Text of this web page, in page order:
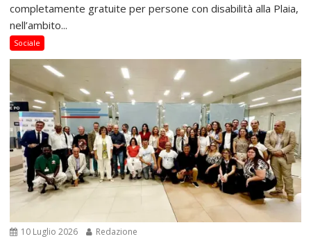
completamente gratuite per persone con disabilità alla Plaia,
nell’ambito...
Sociale
10 Luglio 2026 Redazione